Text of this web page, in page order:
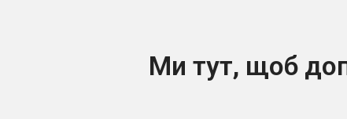
Ми тут, щоб